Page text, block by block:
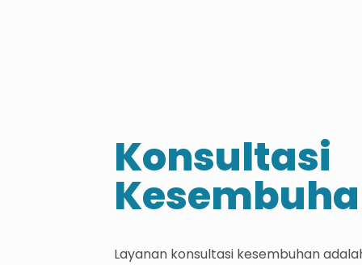
Konsultasi
Layanan konsultasi kesembuhan